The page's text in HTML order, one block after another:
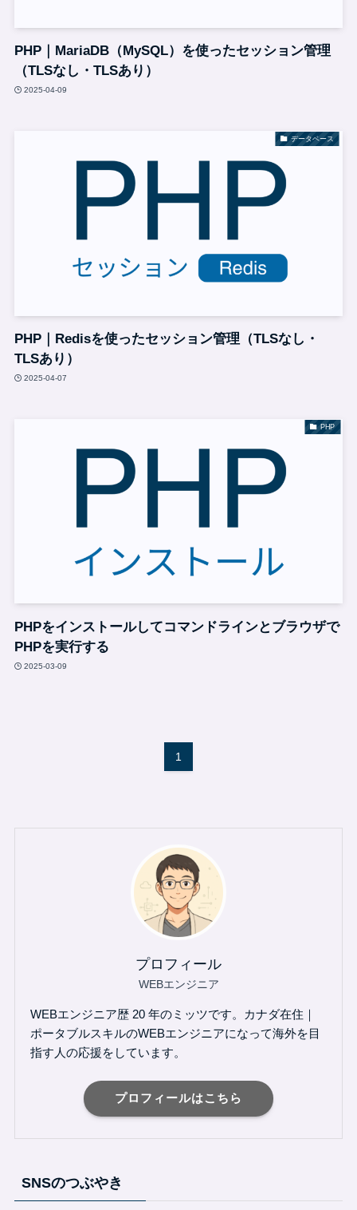
PHP｜MariaDB（MySQL）を使ったセッション管理
（TLSなし・TLSあり）
2025-04-09
データベース
PHP｜Redisを使ったセッション管理（TLSなし・
TLSあり）
2025-04-07
PHP
PHPをインストールしてコマンドラインとブラウザで
PHPを実行する
2025-03-09
1
プロフィール
WEBエンジニア
WEBエンジニア歴 20 年のミッツです。カナダ在住｜
ポータブルスキルのWEBエンジニアになって海外を目
指す人の応援をしています。
プロフィールはこちら
SNSのつぶやき